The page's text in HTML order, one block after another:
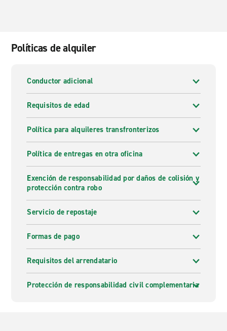
Políticas de alquiler
Conductor adicional
Requisitos de edad
Política para alquileres transfronterizos
Política de entregas en otra oficina
Exención de responsabilidad por daños de colisión y
protección contra robo
Servicio de repostaje
Formas de pago
Requisitos del arrendatario
Protección de responsabilidad civil complementaria